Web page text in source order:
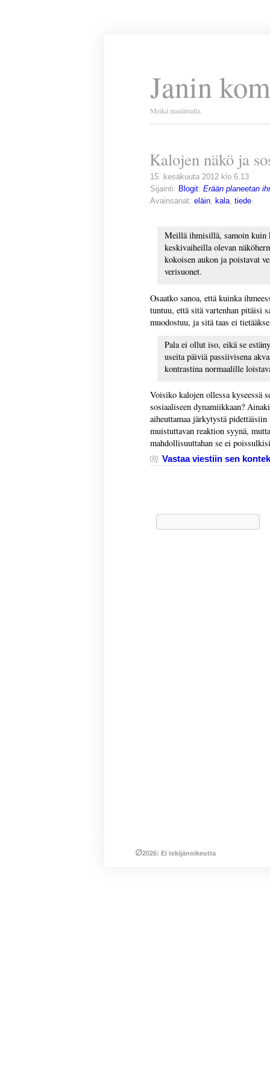
Janin
Meikä maailmalla.
Kalojen näkö ja
15. kesäkuuta 2012 klo 6.13
Sijainti: Blogit: Erään planeetan
Avainsanat: eläin, kala, tiede
Meillä ihmisillä, samoin kuin
keskivaiheilla olevan
kokoisen aukon ja poistavat
verisuonet.
Osaatko sanoa, että kuinka
tuntuu, että sitä vartenhan pitäisi
muodostuu, ja sitä taas ei
Pala ei ollut iso, eikä se
useita päiviä passiivisena
kontrastina normaalille
Voisiko kalojen ollessa kyseessä
sosiaaliseen dynamiikkaan?
aiheuttamaa järkytystä
muistuttavan reaktion syynä,
mahdollisuuttahan se ei
Vastaa viestiin sen
∅2026: Ei tekijänoikeutta